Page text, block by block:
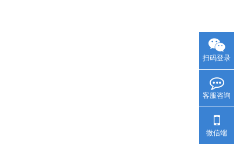
扫码登录
客服咨询
微信端